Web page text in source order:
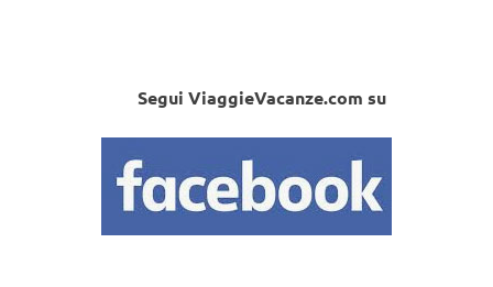
Segui ViaggieVacanze.com su